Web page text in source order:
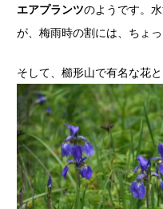
エアプランツのようです。
が、梅雨時の割には、ちょっ
そして、櫛形山で有名な花と